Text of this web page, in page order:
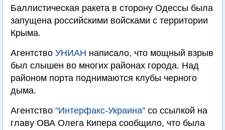
Баллистическая ракета в сторону Одессы была
запущена российскими войсками с территории
Крыма.
Агентство УНИАН написало, что мощный взрыв
был слышен во многих районах города. Над
районом порта поднимаются клубы черного
дыма.
Агентство "Интерфакс-Украина" со ссылкой на
главу ОВА Олега Кипера сообщило, что была